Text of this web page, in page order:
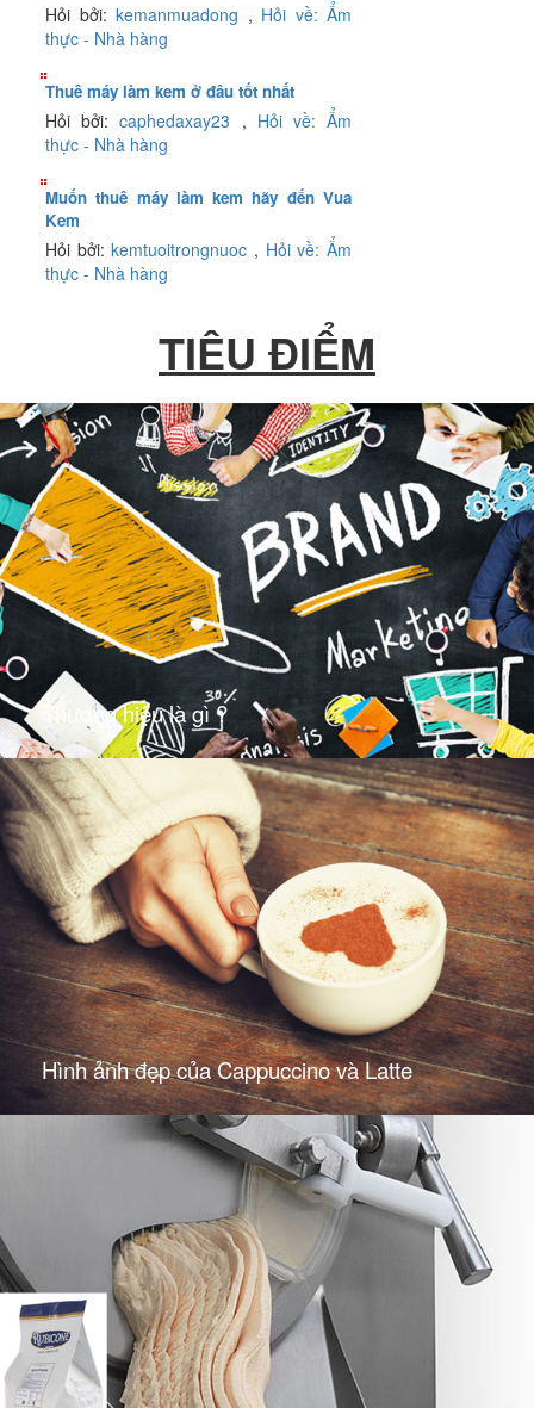
Hỏi bởi: kemanmuadong , Hỏi về: Ẩm
thực - Nhà hàng
Thuê máy làm kem ở đâu tốt nhất
Hỏi bởi:caphedaxay23 , Hỏi về: Ẩm
thực - Nhà hàng
Muốn thuê máy làm kem hãy đến Vua
Kem
Hỏi bởi:kemtuoitrongnuoc , Hỏi về: Ẩm
thực - Nhà hàng
TIÊU ĐIỂM
Thương hiệu là gì ?
Hình ảnh đẹp của Cappuccino và Latte